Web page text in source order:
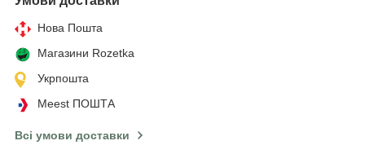
Нова Пошта
Магазини Rozetka
Укрпошта
Meest ПОШТА
Всі умови доставки